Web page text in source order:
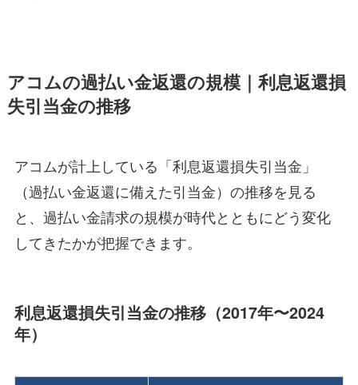
アコムの過払い金返還の規模｜利息返還損
失引当金の推移
アコムが計上している「利息返還損失引当金」
（過払い金返還に備えた引当金）の推移を見る
と、過払い金請求の規模が時代とともにどう変化
してきたかが把握できます。
利息返還損失引当金の推移（2017年〜2024
年）